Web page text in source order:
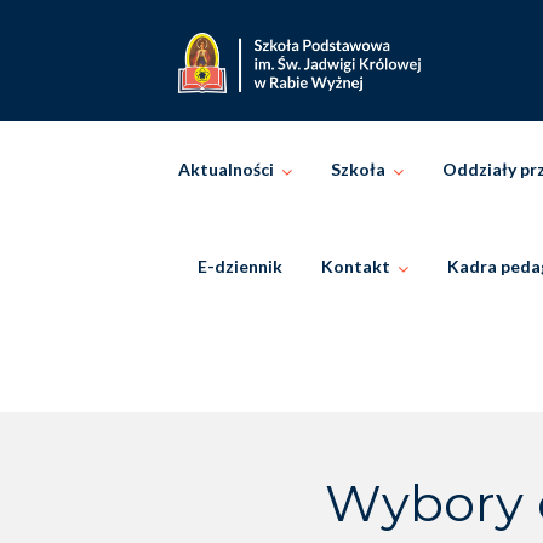
Aktualności Szkoła Oddziały
E-dziennik Kontakt Kadra
Wybory